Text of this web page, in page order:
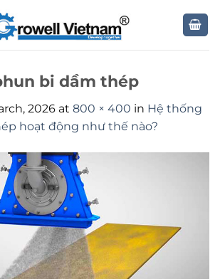
bi dầm thép
2026 at 800 × 400 in Hệ thống
hoạt động như thế nào?